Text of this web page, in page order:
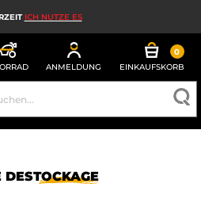
ICH NUTZE ES
ANMELDUNG
0
EINKAUFSKORB
FÜR HERREN
DESTOCKAGE